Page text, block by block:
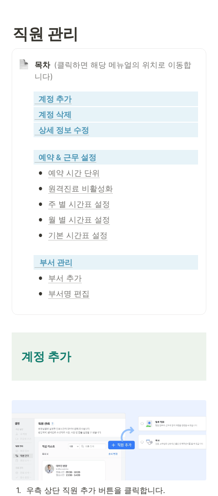
직원 관리
목차 (클릭하면 해당 메뉴얼의 위치로 이동합
니다)
  계정 추가
  계정 삭제
  상세 정보 수정
  예약 & 근무 설정
• 예약 시간 단위
• 원격진료 비활성화
• 주 별 시간표 설정
• 월 별 시간표 설정
• 기본 시간표 설정
부서 관리
• 부서 추가
• 부서명 편집
   계정
추가
1. 우측 상단 직원 추가 버튼을 클릭합니다.